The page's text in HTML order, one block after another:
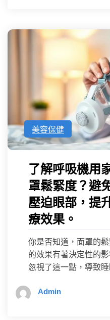
美容保健
了解呼吸機用
罩鬆緊度？避
壓迫眼部，提
療效果。
你是否知道，面罩的
的效果有著決定性的
忽視了這一點，導致
Admin